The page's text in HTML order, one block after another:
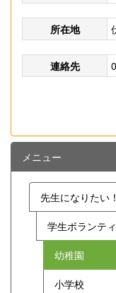
所在地
連絡先
メニュー
先生になりたい
学生ボランテ
幼稚園
小学校